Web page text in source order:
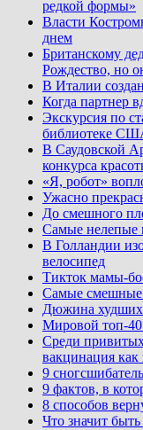
редкой формы»
Власти
днем
Британскому
Рождество, но
В Италии
Когда партнер
Экскурсия по
библиотеке
В Саудовской
конкурса
«Я, робот»
Ужасно
До смешного
Самые нелепые
В Голландии
велосипед
Тикток мамы-
Самые смешные
Дюжина
Мировой топ-40
Среди
вакцинация как
9
9 фактов, в
8 способов
Что значит